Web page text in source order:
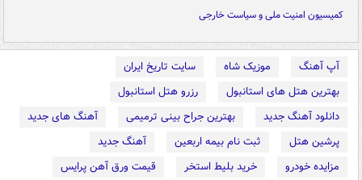
کمیسیون امنیت ملی و سیاست خارجی
آپ آهنگ موزیک شاه
سایت تاریخ ایران
بهترین هتل های استانبول
رزرو هتل استانبول
دانلود آهنگ جدید
بهترین جراح بینی ترمیمی
آهنگ های جدید
پرشین هتل
ثبت نام بیمه اربعین
آهنگ جدید
مزایده خودرو
خرید بلیط استخر
قیمت ورق آهن پرایس